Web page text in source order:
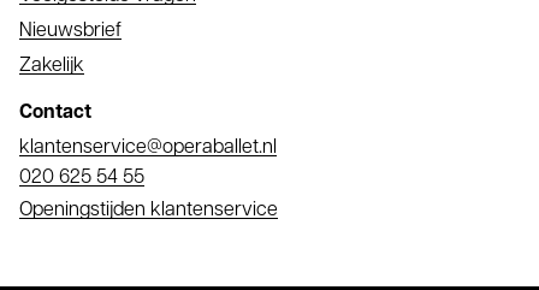
Nieuwsbrief
Zakelijk
Contact
E-
mail
klantenservice@operaballet.nl
Telefoonnummer
020 625 54 55
Openingstijden klantenservice